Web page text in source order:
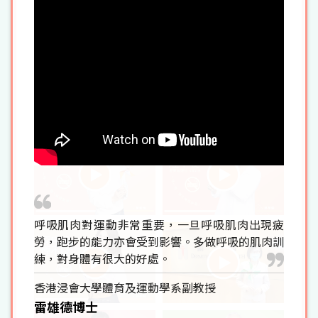
呼吸肌肉對運動非常重要，一旦呼吸肌肉出現疲
勞，跑步的能力亦會受到影響。多做呼吸的肌肉訓
練，對身體有很大的好處。
香港浸會大學體育及運動學系副教授
雷雄德博士